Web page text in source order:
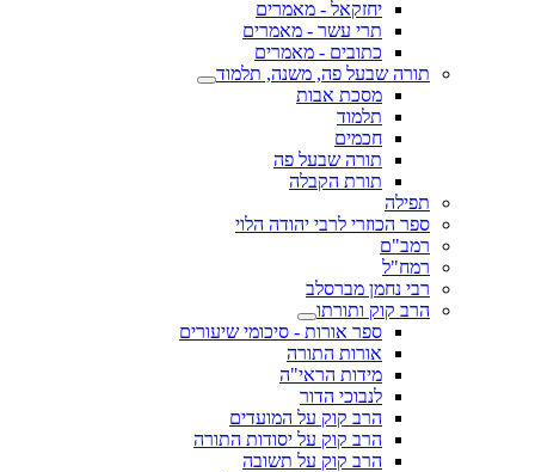
יחזקאל - מאמרים
תרי עשר - מאמרים
כתובים - מאמרים
תורה שבעל פה, משנה, תלמוד
מסכת אבות
תלמוד
חכמים
תורה שבעל פה
תורת הקבלה
תפילה
ספר הכוזרי לרבי יהודה הלוי
רמב"ם
רמח"ל
רבי נחמן מברסלב
הרב קוק ותורתו
ספר אורות - סיכומי שיעורים
אורות התורה
מידות הראי"ה
לנבוכי הדור
הרב קוק על המועדים
הרב קוק על יסודות התורה
הרב קוק על תשובה